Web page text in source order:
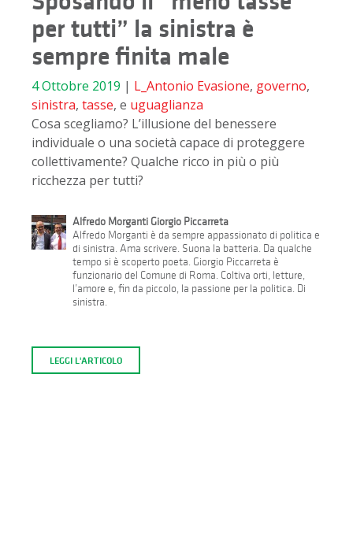
per tutti” la sinistra è
sempre finita male
4 Ottobre 2019 | L_Antonio Evasione, governo,
sinistra, tasse, e uguaglianza
Cosa scegliamo? L’illusione del benessere
individuale o una società capace di proteggere
collettivamente? Qualche ricco in più o più
ricchezza per tutti?
Alfredo Morganti Giorgio Piccarreta
Alfredo Morganti è da sempre appassionato di politica e
di sinistra. Ama scrivere. Suona la batteria. Da qualche
tempo si è scoperto poeta. Giorgio Piccarreta è
funzionario del Comune di Roma. Coltiva orti, letture,
l’amore e, fin da piccolo, la passione per la politica. Di
sinistra.
LEGGI L'ARTICOLO